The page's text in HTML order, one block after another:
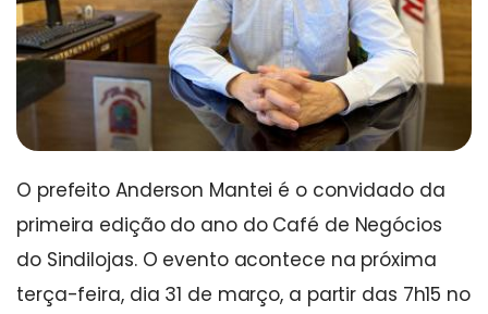
O prefeito Anderson Mantei é o convidado da
primeira edição do ano do Café de Negócios
do Sindilojas. O evento acontece na próxima
terça-feira, dia 31 de março, a partir das 7h15 no